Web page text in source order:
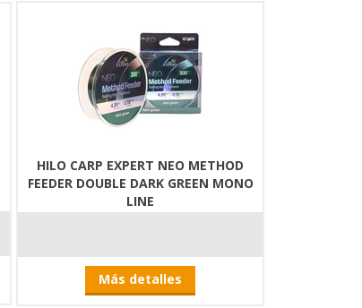
HILO CARP EXPERT NEO METHOD
FEEDER DOUBLE DARK GREEN MONO
LINE
Más detalles